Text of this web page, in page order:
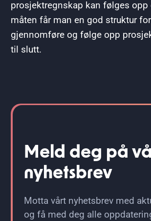
prosjektregnskap kan følges opp
måten får man en god struktur
gjennomføre og følge opp
til slutt.
Meld deg på
nyhetsbrev
Motta vårt nyhetsbrev med
og få med deg alle